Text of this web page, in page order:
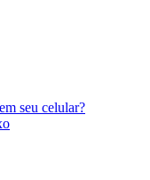
seu celular?